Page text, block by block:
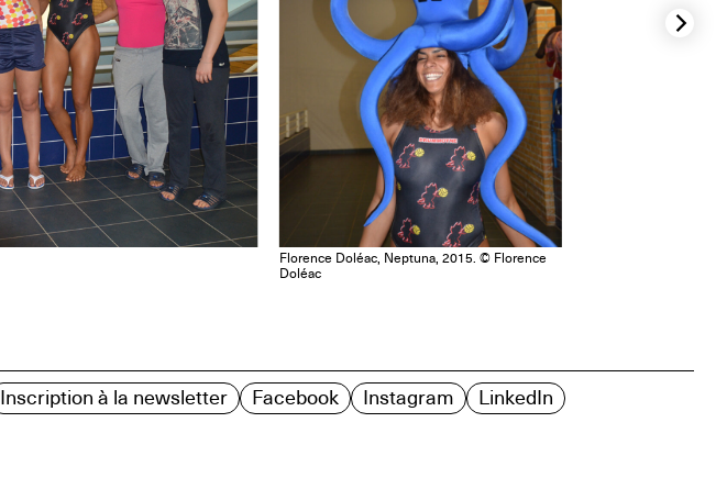
Florence Doléac, Neptuna, 2015. © Florence
Doléac
Inscription à la newsletter Facebook Instagram LinkedIn